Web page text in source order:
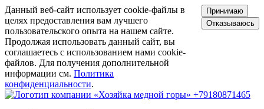
Данный веб-сайт использует cookie-файлы в
целях предоставления вам лучшего
пользовательского опыта на нашем сайте.
Продолжая использовать данный сайт, вы
соглашаетесь с использованием нами cookie-
файлов. Для получения дополнительной
информации см. Политика
конфиденциальности.
Принимаю
Отказываюсь
+79180871465